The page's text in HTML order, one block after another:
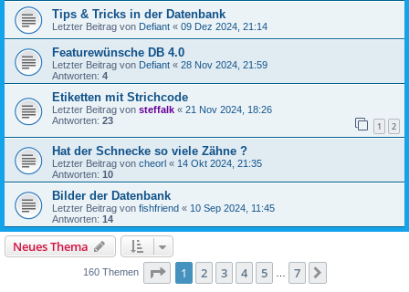
Tips & Tricks in der Datenbank
Letzter Beitrag von Defiant « 09 Dez 2024, 21:14
Featurewünsche DB 4.0
Letzter Beitrag von Defiant « 28 Nov 2024, 21:59
Antworten: 4
Etiketten mit Strichcode
Letzter Beitrag von steffalk « 21 Nov 2024, 18:26
Antworten: 23 1 2
Hat der Schnecke so viele Zähne ?
Letzter Beitrag von cheorl « 14 Okt 2024, 21:35
Antworten: 10
Bilder der Datenbank
Letzter Beitrag von fishfriend « 10 Sep 2024, 11:45
Antworten: 14
Neues Thema
160 Themen Seite 1von
1 2 3 4 5 7